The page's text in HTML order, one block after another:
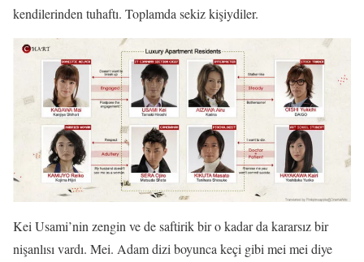
kendilerinden tuhaftı. Toplamda sekiz kişiydiler.
Kei Usami’nin zengin ve de saftirik bir o kadar da kararsız bir
nişanlısı vardı. Mei. Adam dizi boyunca keçi gibi mei mei diye